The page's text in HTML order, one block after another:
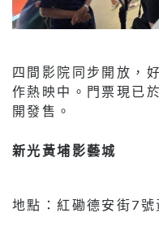
四間影院同步開放，
作熱映中。門票現已
開發售。
新光黃埔影藝城
地點：紅磡德安街7